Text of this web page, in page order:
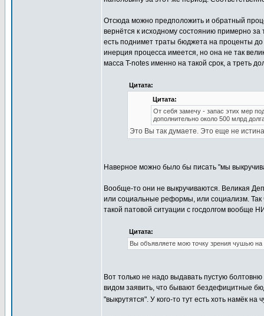
Отсюда можно предположить и обратный
вернётся к исходному состоянию примерно
есть поднимет траты бюджета на проценты до
инерция процесса имеется, но она не так
масса T-notes именно на такой срок, а треть
Цитата:
Цитата:
От себя замечу - запас этих мер
дополнительно около 500 млрд
Это Вы так думаете. Это еще не
Наверное можно было бы писать "мы
Вообще-то они не выкручиваются. Великая
или социальные реформы, или социализм. Так
такой патовой ситуации с госдолгом вообще
Цитата:
Вы объявляете мою точку зрения чушью на
Вот только не надо выдавать пустую
видом заявить, что бывают бездефицитные
"выкрутятся". У кого-то тут есть хоть намёк на